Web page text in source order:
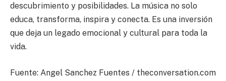
descubrimiento y posibilidades. La música no solo
educa, transforma, inspira y conecta. Es una inversión
que deja un legado emocional y cultural para toda la
vida.
Fuente: Angel Sanchez Fuentes / theconversation.com